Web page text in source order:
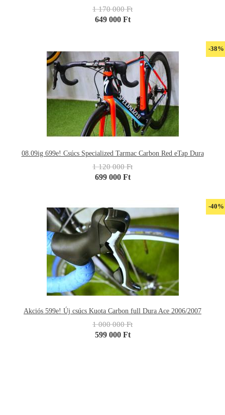
1 170 000 Ft
649 000 Ft
-38%
08.09ig 699e! Csúcs Specialized Tarmac Carbon Red eTap Dura
1 120 000 Ft
699 000 Ft
-40%
Akciós 599e! Új csúcs Kuota Carbon full Dura Ace 2006/2007
1 000 000 Ft
599 000 Ft